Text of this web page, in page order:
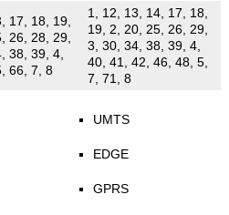
17, 18, 19,
26, 28, 29,
38, 39, 4,
66, 7, 8
1, 12, 13, 14, 17, 18,
19, 2, 20, 25, 26, 29,
3, 30, 34, 38, 39, 4,
40, 41, 42, 46, 48, 5,
7, 71, 8
UMTS
EDGE
GPRS